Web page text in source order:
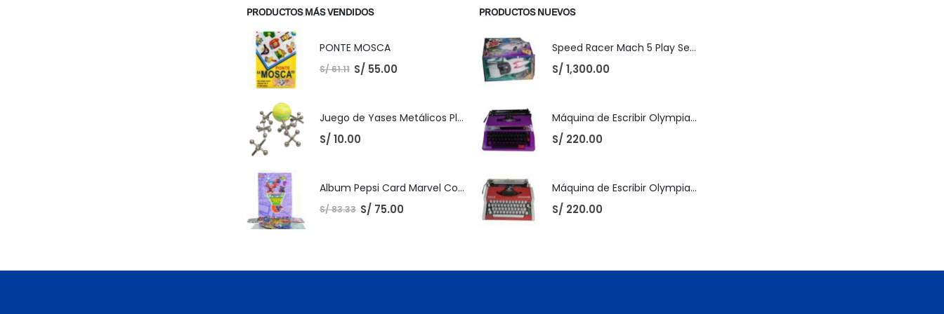
PRODUCTOS MÁS VENDIDOS
PONTE MOSCA
S/61.11 S/ 55.00
Juego de Yases Metálicos Plomos 6 Unidades + Pelota de Goma (En Bolsita Lista para Regalar)
S/ 10.00
Album Pepsi Card Marvel Completo
S/83.33 S/ 75.00
PRODUCTOS NUEVOS
Speed Racer Mach 5 Play Set | ReSaurus 1999 | Meteoro
S/ 1,300.00
Máquina de Escribir Olympia Royal-Brother
S/ 220.00
Máquina de Escribir Olympia Traveller de Luxe
S/ 220.00